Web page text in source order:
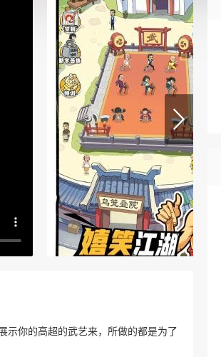
示你的高超的武艺来，所做的都是为了